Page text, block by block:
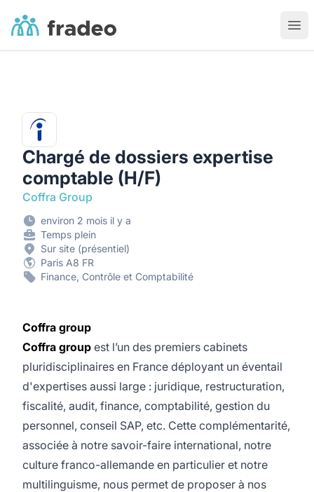
Fradeo
Chargé de dossiers expertise
comptable (H/F)
Coffra Group
environ 2 mois il y a
Temps plein
Sur site (présentiel)
Paris A8 FR
Finance, Contrôle et Comptabilité
Coffra group
Coffra group est l’un des premiers cabinets
pluridisciplinaires en France déployant un éventail
d'expertises aussi large : juridique, restructuration,
fiscalité, audit, finance, comptabilité, gestion du
personnel, conseil SAP, etc. Cette complémentarité,
associée à notre savoir-faire international, notre
culture franco-allemande en particulier et notre
multilinguisme, nous permet de proposer à nos